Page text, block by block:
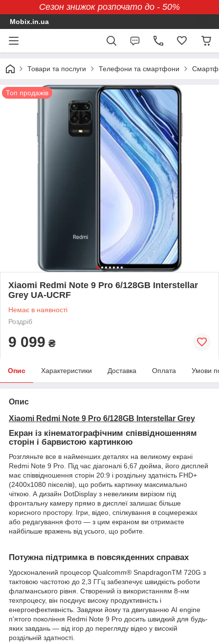
Сезон знижок розпочато до - 50%
Mobix.in.ua
Товари та послуги Телефони та смартфони
Топ продажів
Xiaomi Redmi Note 9 Pro 6/128GB Interstellar
Grey UA-UCRF
Немає в наявності
Роздріб
9 099 ₴
Опис Характеристики Доставка Оплата Умови
Опис
Xiaomi Redmi Note 9 Pro 6/128GB Interstellar Grey
Екран із кінематографічним співвідношенням
сторін і барвистою картинкою
Розгляньте все в найменших деталях на великому екрані
Redmi Note 9 Pro. Під час діагоналі 6,67 дюйма, його дисплей
має співвідношення сторін 20:9 і роздільну здатність FHD+
(2400х1080 пікселів), що робить картинку максимально
чіткою. А дизайн DotDisplay з невеликим вирізом під
фронтальну камеру прямо в дисплеї залишає більше
корисного простору. Ігри, відео, спілкування в соцмережах
або редагування фото — з цим екраном ви отримаєте
найбільше вражень від усього, що робите.
Потужна підтримка в повсякденних справах
Удосконалений процесор Qualcomm® SnapdragonTM 720G з
тактовою частотою до 2,3 ГГц забезпечує швидкість роботи
флагманського рівня. Створений із використанням 8-нм
техпроцесу, він поєднує високу продуктивність і
енергоефективність. Завдяки йому та двигуванню AI engine
п'ятого покоління Redmi Note 9 Pro досить швидкий для будь-
яких завдань — від ігор до перегляду відео у високій
роздільній здатності.